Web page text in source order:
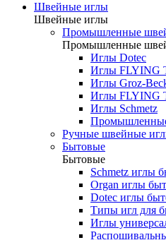
Швейные иглы
Швейные иглы
Промышленные
Промышленные
Иглы Dotec
Иглы FLYING
Иглы Groz-
Иглы FLYING
Иглы Schmetz
Ручные швейные
Бытовые
Бытовые
Schmetz иглы
Organ иглы
Dotec иглы
Типы игл для
Иглы